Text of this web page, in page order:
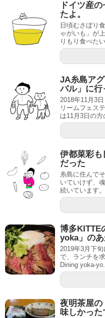
ドイツ産
たよ。
日頃むさぼり
ゃがいも」が
りもり食べた
JA糸島ア
バル」に行
2018年11月3
リームフェス
は11月3日の
伊都菜彩も
だった
糸島に住んで
いていけず、
続いています
博多KITTE
yoka」のあ
2019年3月下
で、ランチを
Dining yoka-
夜明茶屋の
味しかった